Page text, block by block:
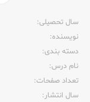
سال تحصیلی:‌
نویسنده:‌
دسته بندی:
نام درس:
تعداد صفحات:‌
سال انتشار:‌